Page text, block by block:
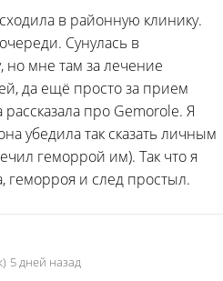
в районную клинику.
Сунулась в
но мне там за лечение
да ещё просто за прием
про Gemorole. Я
убедила так сказать личным
геморрой им). Так что я
геморроя и след простыл.
5 дней назад